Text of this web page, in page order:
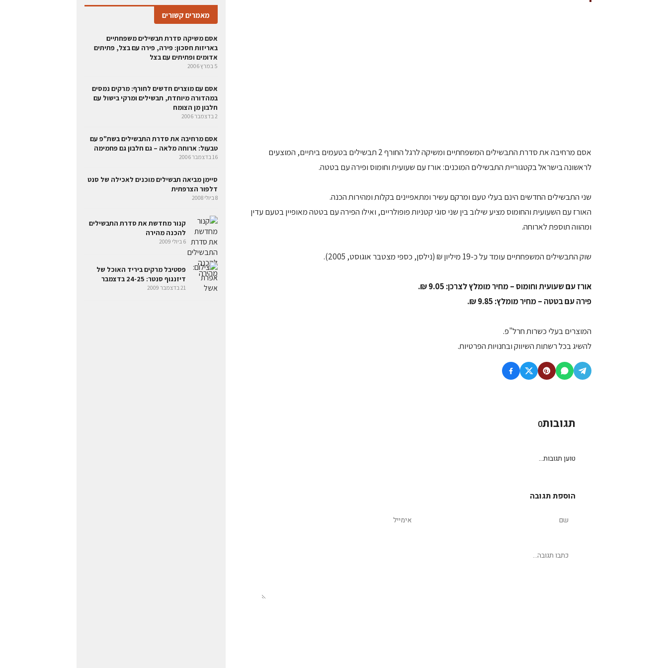
אסם מרחיבה את סדרת התבשילים המשפחתיים ומשיקה לרגל החורף 2 תבשילים בטעמים ביתיים, המוצעים
לראשונה בישראל בקטגוריית התבשילים המוכנים: אורז עם שעועית וחומוס ופירה עם בטטה.
שני התבשילים החדשים הינם בעלי טעם ומרקם עשיר ומתאפיינים בקלות ומהירות הכנה.
האורז עם השעועית והחומוס מציע שילוב בין שני סוגי קטניות פופולריים, ואילו הפירה עם בטטה מאופיין בטעם עדין
ומהווה תוספת לארוחה.
שוק התבשילים המשפחתיים עומד על כ-19 מיליון ₪ (נילסן, כספי מצטבר אוגוסט, 2005).
אורז עם שעועית וחומוס – מחיר מומלץ לצרכן: 9.05 ₪.
פירה עם בטטה – מחיר מומלץ: 9.85 ₪.
המוצרים בעלי כשרות חרל"פ.
להשיג בכל רשתות השיווק ובחנויות הפרטיות.
תגובות0
טוען תגובות...
הוספת תגובה
מאמרים קשורים
אסם משיקה סדרת תבשילים משפחתיים
באריזות חסכון: פירה, פירה עם בצל, פתיתים
אדומים ופתיתים עם בצל
5 במרץ 2006
אסם עם מוצרים חדשים לחורף: מרקים נמסים
במהדורה מיוחדת, תבשילים ומרקי בישול עם
חלבון מן הצומח
2 בדצמבר 2006
אסם מרחיבה את סדרת התבשילים בשת"פ עם
טבעול: ארוחה מלאה – גם חלבון גם פחמימה
16 בדצמבר 2006
סיימן מביאה תבשילים מוכנים לאכילה של סנט
דלפור הצרפתית
8 ביולי 2008
קנור מחדשת את סדרת התבשילים
להכנה מהירה
6 ביולי 2009
פסטיבל מרקים ביריד האוכל של
דיזנגוף סנטר: 24-25 בדצמבר
21 בדצמבר 2009